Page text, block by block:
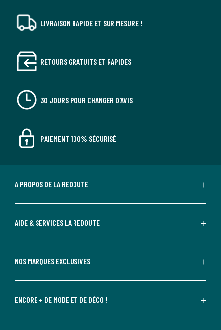
LIVRAISON RAPIDE ET SUR MESURE !
RETOURS GRATUITS ET RAPIDES
30 JOURS POUR CHANGER D'AVIS
PAIEMENT 100% SÉCURISÉ
A PROPOS DE LA REDOUTE
AIDE & SERVICES LA REDOUTE
NOS MARQUES EXCLUSIVES
ENCORE + DE MODE ET DE DÉCO !